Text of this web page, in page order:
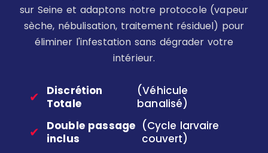
sur Seine et adaptons notre protocole (vapeur
sèche, nébulisation, traitement résiduel) pour
éliminer l'infestation sans dégrader votre
intérieur.
✔
Discrétion
Totale
(Véhicule
banalisé)
✔
Double passage
inclus
(Cycle larvaire
couvert)